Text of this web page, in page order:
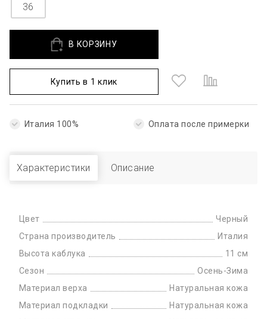
36
В КОРЗИНУ
Купить в 1 клик
Италия 100% Оплата после примерки
Характеристики Описание
Цвет
Черный
Страна производитель
Италия
Высота каблука
11 см
Сезон
Осень-Зима
Материал верха
Натуральная кожа
Материал подкладки
Натуральная кожа